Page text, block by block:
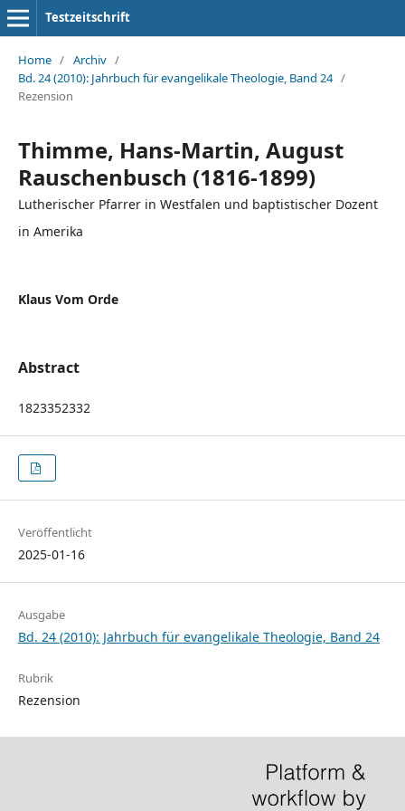
Testzeitschrift
Home / Archiv /
Bd. 24 (2010): Jahrbuch für evangelikale Theologie, Band 24 /
Rezension
Thimme, Hans-Martin, August
Rauschenbusch (1816-1899)
Lutherischer Pfarrer in Westfalen und baptistischer Dozent
in Amerika
Klaus Vom Orde
Abstract
1823352332
Veröffentlicht
2025-01-16
Ausgabe
Bd. 24 (2010): Jahrbuch für evangelikale Theologie, Band 24
Rubrik
Rezension